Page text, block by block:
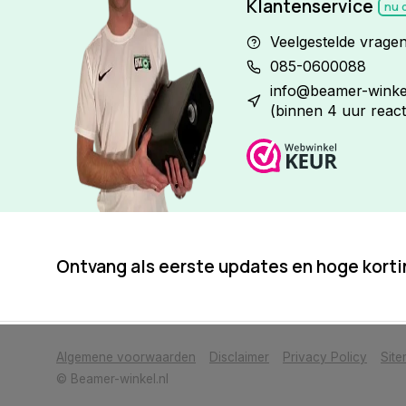
Klantenservice nu
Veelgestelde
085-0600088
info@beamer-
(binnen 4 uur
Ontvang als eerste updates en hoge
Algemene voorwaarden Disclaimer Privacy Policy
© Beamer-winkel.nl
            Wij slaan cookies op om onze website te verbeteren. Is dat akkoord?